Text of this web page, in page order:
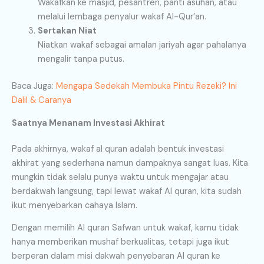
Wakafkan ke masjid, pesantren, panti asuhan, atau
melalui lembaga penyalur wakaf Al-Qur’an.
Sertakan Niat
Niatkan wakaf sebagai amalan jariyah agar pahalanya
mengalir tanpa putus.
Baca Juga: Mengapa Sedekah Membuka Pintu Rezeki? Ini
Dalil & Caranya
Saatnya Menanam Investasi Akhirat
Pada akhirnya, wakaf al quran adalah bentuk investasi
akhirat yang sederhana namun dampaknya sangat luas. Kita
mungkin tidak selalu punya waktu untuk mengajar atau
berdakwah langsung, tapi lewat wakaf Al quran, kita sudah
ikut menyebarkan cahaya Islam.
Dengan memilih Al quran Safwan untuk wakaf, kamu tidak
hanya memberikan mushaf berkualitas, tetapi juga ikut
berperan dalam misi dakwah penyebaran Al quran ke